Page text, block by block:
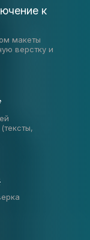
к
макеты
верстку и